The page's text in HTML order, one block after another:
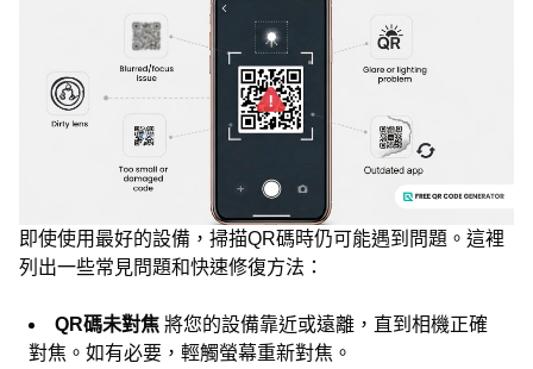
即使使用最好的設備，掃描QR碼時仍可能遇到問題。這裡
列出一些常見問題和快速修復方法：
QR碼未對焦 將您的設備靠近或遠離，直到相機正確
對焦。如有必要，輕觸螢幕重新對焦。